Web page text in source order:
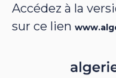
Accédez à la
sur ce lien